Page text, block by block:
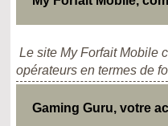
Le site My Forfait Mobile
opérateurs en termes de
Gaming Guru, votre